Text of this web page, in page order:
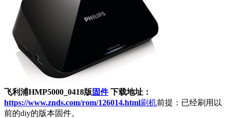
飞利浦HMP5000_0418版 固件下载地址：
https://www.znds.com/rom/126014.html刷机前提：已经刷用以
前的diy的版本固件。